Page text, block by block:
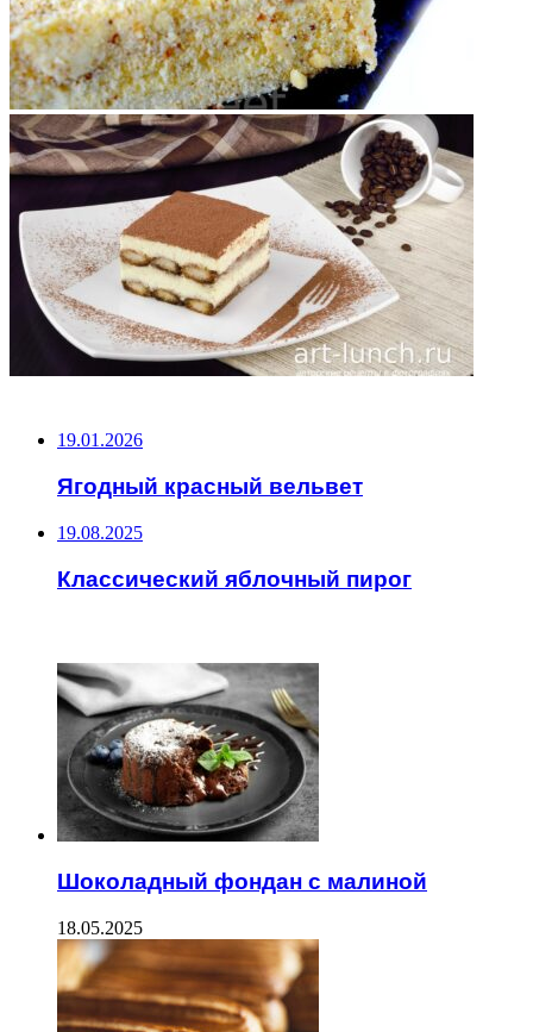
19.01.2026
Ягодный красный вельвет
19.08.2025
Классический яблочный пирог
Шоколадный фондан с малиной
18.05.2025